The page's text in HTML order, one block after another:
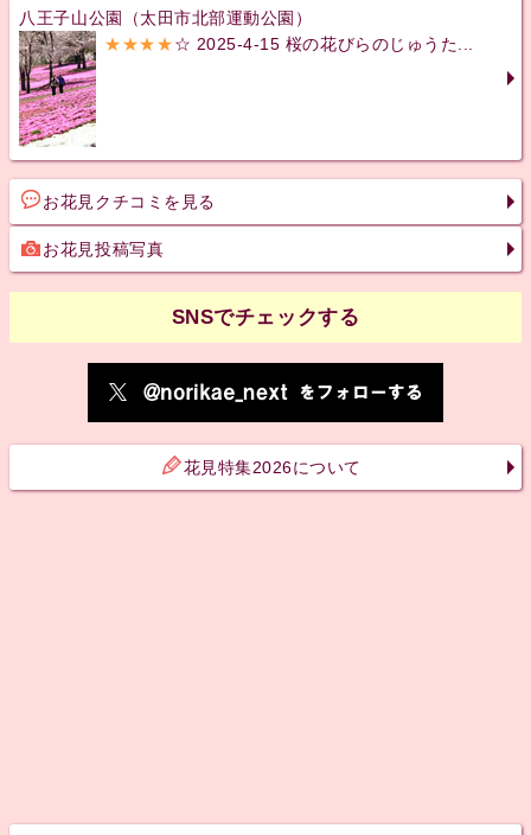
八王子山公園（太田市北部運動公園）
★★★★☆ 2025-4-15 桜の花びらのじゅうた...
お花見クチコミを見る
お花見投稿写真
SNSでチェックする
花見特集2026について